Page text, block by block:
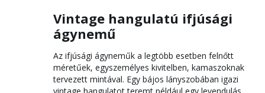
Vintage hangulatú ifjúsági
ágynemű
Az ifjúsági ágyneműk a legtöbb esetben felnőtt
méretűek, egyszemélyes kivitelben, kamaszoknak
tervezett mintával. Egy bájos lányszobában igazi